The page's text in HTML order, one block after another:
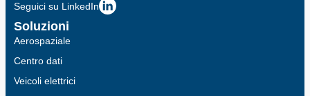
Soluzioni
Aerospaziale
Centro dati
Veicoli elettrici
Seguici su LinkedIn